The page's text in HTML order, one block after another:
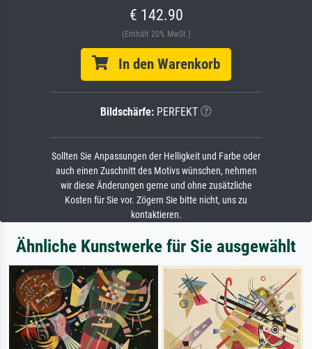
€ 142.90
(Enthält 20% MwSt.)
In den Warenkorb
Bildschärfe: PERFEKT
Sollten Sie Anpassungen der Helligkeit und Farbe oder
auch einen Zuschnitt des Motivs wünschen, nehmen
wir diese Änderungen gerne und ohne zusätzliche
Kosten für Sie vor. Zögern Sie bitte nicht, uns zu
kontaktieren.
Ähnliche Kunstwerke für Sie ausgewählt